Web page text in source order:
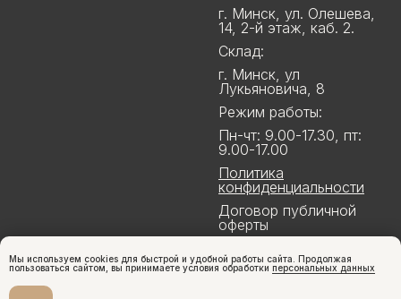
Мы используем cookies для быстрой и удобной работы сайта. Продолжая
пользоваться сайтом, вы принимаете условия обработки персональных данных
г. Минск, ул. Олешева,
14, 2-й этаж, каб. 2.
Склад:
г. Минск, ул
Лукьяновича, 8
Режим работы:
Пн-чт: 9.00-17.30, пт:
9.00-17.00
Политика
конфиденциальности
Договор публичной
оферты